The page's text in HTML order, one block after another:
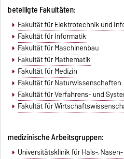
beteiligte Fakultäten:
Fakultät für Elektrotechnik und
Fakultät für Informatik
Fakultät für Maschinenbau
Fakultät für Mathematik
Fakultät für Medizin
Fakultät für Naturwissenschaften
Fakultät für Verfahrens- und
Fakultät für
medizinische Arbeitsgruppen:
Universitätsklinik für Hals-,